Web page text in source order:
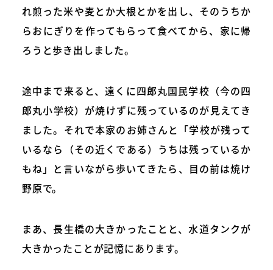
れ煎った米や麦とか大根とかを出し、そのうちか
らおにぎりを作ってもらって食べてから、家に帰
ろうと歩き出しました。
途中まで来ると、遠くに四郎丸国民学校（今の四
郎丸小学校）が焼けずに残っているのが見えてき
ました。それで本家のお姉さんと「学校が残って
いるなら（その近くである）うちは残っているか
もね」と言いながら歩いてきたら、目の前は焼け
野原で。
まあ、長生橋の大きかったことと、水道タンクが
大きかったことが記憶にあります。